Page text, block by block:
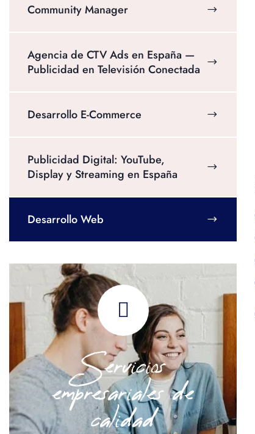
Community Manager
Agencia de CTV Ads en España —
Publicidad en Televisión Conectada
Desarrollo E-Commerce
Publicidad Digital: YouTube,
Display y Streaming en España
Desarrollo Web
Servicios
empresariales de
calidad